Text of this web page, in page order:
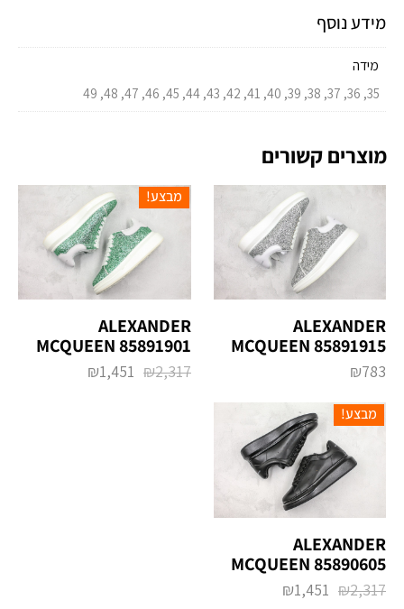
מידע נוסף
מידה
35, 36, 37, 38, 39, 40, 41, 42, 43, 44, 45, 46, 47, 48, 49
מוצרים קשורים
ALEXANDER
MCQUEEN 85891915
₪783
מבצע!
ALEXANDER
MCQUEEN 85891901
₪2,317
₪1,451
מבצע!
ALEXANDER
MCQUEEN 85890605
₪2,317
₪1,451